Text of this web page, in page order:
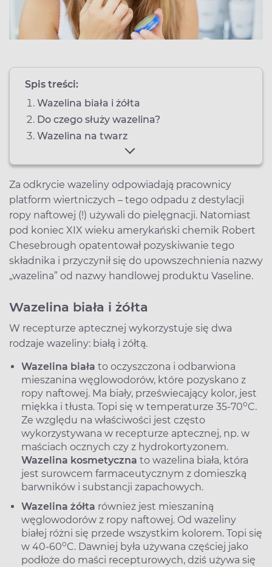
Spis treści:
Wazelina biała i żółta
Do czego służy wazelina?
Wazelina na twarz
Za odkrycie wazeliny odpowiadają pracownicy
platform wiertniczych – tego odpadu z destylacji
ropy naftowej (!) używali do pielęgnacji. Natomiast
pod koniec XIX wieku amerykański chemik Robert
Chesebrough opatentował pozyskiwanie tego
składnika i przyczynił się do upowszechnienia nazwy
„wazelina” od nazwy handlowej produktu Vaseline.
Wazelina biała i żółta
W recepturze aptecznej wykorzystuje się dwa
rodzaje wazeliny: białą i żółtą.
Wazelina biała to oczyszczona i odbarwiona
mieszanina węglowodorów, które pozyskano z
ropy naftowej. Ma biały, przeświecający kolor, jest
miękka i tłusta. Topi się w temperaturze 35-70oC.
Ze względu na właściwości jest często
wykorzystywana w recepturze aptecznej, np. w
maściach ocznych czy z hydrokortyzonem.
Wazelina kosmetyczna to wazelina biała, która
jest surowcem farmaceutycznym z domieszką
barwników i substancji zapachowych.
Wazelina żółta również jest mieszaniną
węglowodorów z ropy naftowej. Od wazeliny
białej różni się przede wszystkim kolorem. Topi się
w 40-60oC. Dawniej była używana częściej jako
podłoże do maści recepturowych, dziś używa się